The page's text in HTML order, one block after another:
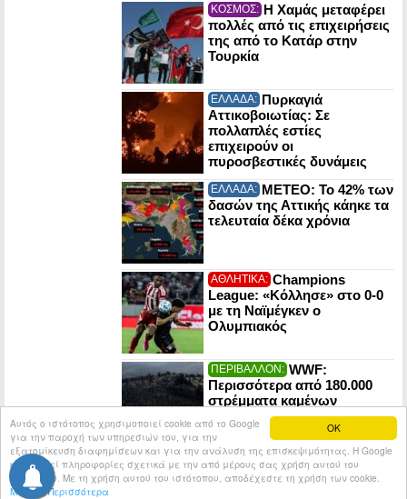
OK
Αυτός ο ιστότοπος χρησιμοποιεί cookie από το Google
για την παροχή των υπηρεσιών του, για την
εξατομίκευση διαφημίσεων και για την ανάλυση της επισκεψιμότητας. Η Google
κοινοποιεί πληροφορίες σχετικά με την από μέρους σας χρήση αυτού του
ιστότοπου. Με τη χρήση αυτού του ιστότοπου, αποδέχεστε τη χρήση των cookie.
Μάθετε Περισσότερα
ΚΟΣΜΟΣ: Η Χαμάς μεταφέρει
πολλές από τις επιχειρήσεις
της από το Κατάρ στην
Τουρκία
ΕΛΛΑΔΑ: Πυρκαγιά
Αττικοβοιωτίας: Σε
πολλαπλές εστίες
επιχειρούν οι
πυροσβεστικές δυνάμεις
ΕΛΛΑΔΑ: ΜΕΤΕΟ: Το 42% των
δασών της Αττικής κάηκε τα
τελευταία δέκα χρόνια
ΑΘΛΗΤΙΚΑ: Champions
League: «Κόλλησε» στο 0-0
με τη Ναϊμέγκεν ο
Ολυμπιακός
ΠΕΡΙΒΑΛΛΟΝ: WWF:
Περισσότερα από 180.000
στρέμματα καμένων
δασικών εκτάσεων σε λίγες
μόλις μέρες
© 2026 Tribune.gr All rights reserved.
Entries RSS
Κατασκευή Ιστοσελίδων tcp.gr Project - V2